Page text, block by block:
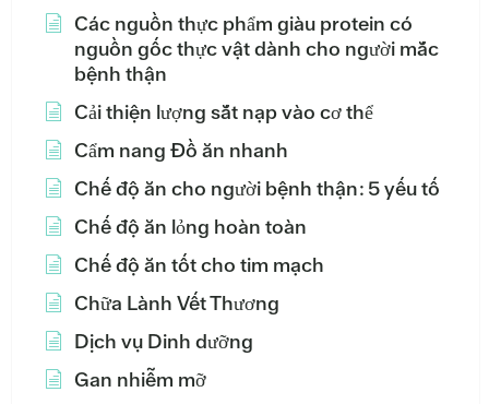
Các nguồn thực phẩm giàu protein có
nguồn gốc thực vật dành cho người mắc
bệnh thận
Cải thiện lượng sắt nạp vào cơ thể
Cẩm nang Đồ ăn nhanh
Chế độ ăn cho người bệnh thận: 5 yếu tố
Chế độ ăn lỏng hoàn toàn
Chế độ ăn tốt cho tim mạch
Chữa Lành Vết Thương
Dịch vụ Dinh dưỡng
Gan nhiễm mỡ